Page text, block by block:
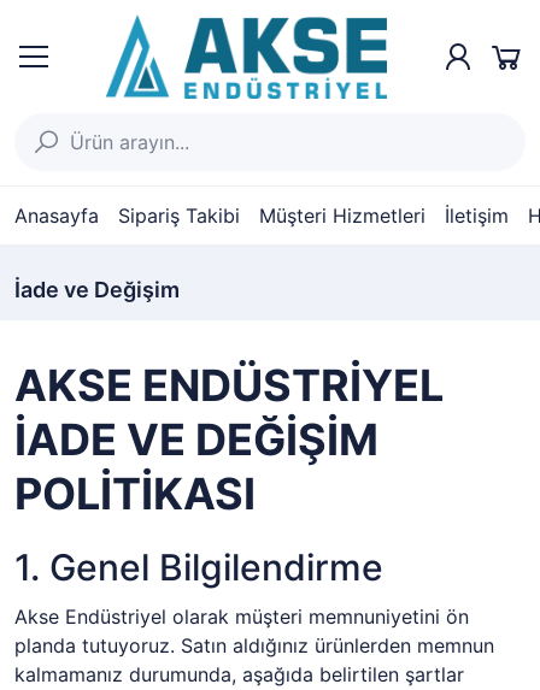
Anasayfa Sipariş Takibi Müşteri Hizmetleri İletişim
İade ve Değişim
AKSE ENDÜSTRİYEL
İADE VE DEĞİŞİM
POLİTİKASI
1. Genel Bilgilendirme
Akse Endüstriyel olarak müşteri memnuniyetini ön
planda tutuyoruz. Satın aldığınız ürünlerden memnun
kalmamanız durumunda, aşağıda belirtilen şartlar